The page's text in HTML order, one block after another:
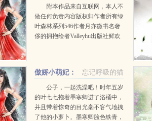
版）+番外
附本作品来自互联网，本人不
做任何负责内容版权归作者所有绿
叶森林系列546作者月亦微书名奢
侈的拥抱绘者Valleyhu出版社鲜欢
忘记呼吸的猫
傲娇小萌妃：
殿下太腹黑
公子，一起洗澡吧！时年五岁
的叶七七拖着墨寒卿进了浴桶中，
并且带着惊奇的目光毫不客气地拽
了他的小萝卜。墨寒卿脸色铁青，